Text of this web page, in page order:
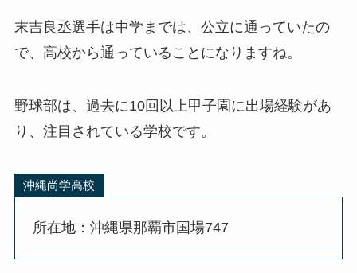
末吉良丞選手は中学までは、公立に通っていたの
で、高校から通っていることになりますね。
野球部は、過去に10回以上甲子園に出場経験があ
り、注目されている学校です。
沖縄尚学高校
所在地：沖縄県那覇市国場747